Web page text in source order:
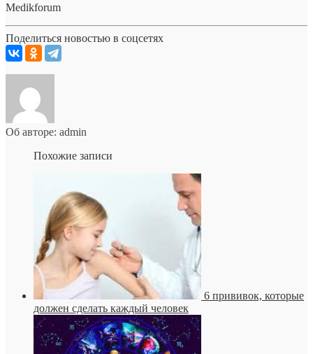
Medikforum
Поделиться новостью в соцсетях
Об авторе: admin
Похожие записи
6 прививок, которые
должен сделать каждый человек